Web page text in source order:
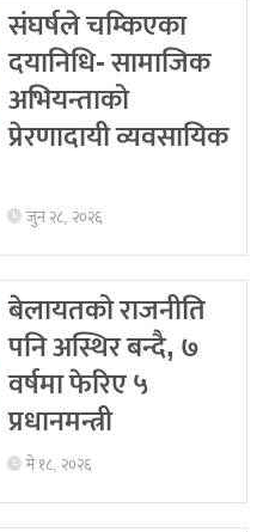
संघर्षले चम्किएका
दयानिधि- सामाजिक
अभियन्ताको
प्रेरणादायी व्यवसायिक
जुन २८, २०२६
बेलायतको राजनीति
पनि अस्थिर बन्दै, ७
वर्षमा फेरिए ५
प्रधानमन्त्री
मे १८, २०२६